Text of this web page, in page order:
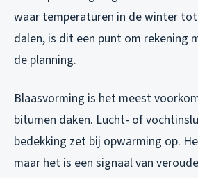
waar temperaturen in de winter
dalen, is dit een punt om rekening
de planning.
Blaasvorming is het meest
bitumen daken. Lucht- of
bedekking zet bij opwarming op.
maar het is een signaal van